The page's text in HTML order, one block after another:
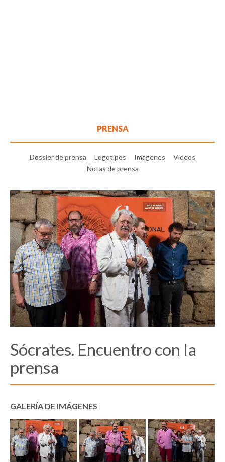
PRENSA
Dossier de prensa Logotipos Imágenes
Vídeos
Notas de prensa
Sócrates. Encuentro con la
prensa
GALERÍA DE IMÁGENES